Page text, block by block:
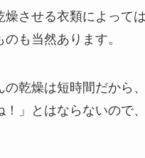
燥させる衣類によって
も当然あります。
の乾燥は短時間だから
！」とはならないので